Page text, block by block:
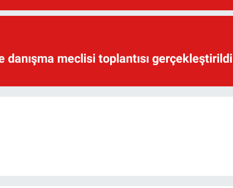
danışma meclisi toplantısı gerçekleştirildi